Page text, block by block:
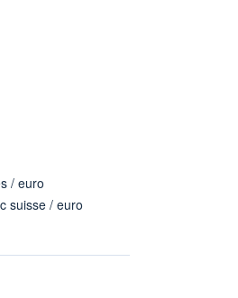
/ euro
suisse / euro